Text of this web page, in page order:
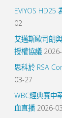
EVIYOS HD25
02
艾邁斯歐司朗
授權協議
思科於 RSA
03-27
WBC經典賽中
血直播 2026-